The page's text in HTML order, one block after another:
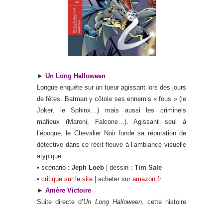
► Un Long Halloween
Longue enquête sur un tueur agissant lors des jours
de fêtes. Batman y côtoie ses ennemis « fous » (le
Joker, le Sphinx…) mais aussi les criminels
mafieux (Maroni, Falcone…). Agissant seul à
l’époque, le Chevalier Noir fonde sa réputation de
détective dans ce récit-fleuve à l’ambiance visuelle
atypique.
• scénario : Jeph Loeb | dessin : Tim Sale
• critique sur le site | acheter sur amazon.fr
► Amère Victoire
Suite directe d’Un Long Halloween, cette histoire